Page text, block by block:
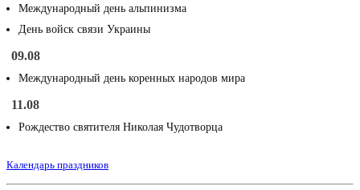
Международный день альпинизма
День войск связи Украины
09.08
Международный день коренных народов мира
11.08
Рождество святителя Николая Чудотворца
Календарь праздников